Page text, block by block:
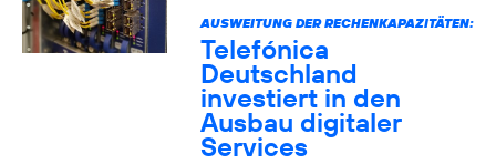
AUSWEITUNG DER RECHENKAPAZITÄTEN:
Telefónica
Deutschland
investiert in den
Ausbau digitaler
Services